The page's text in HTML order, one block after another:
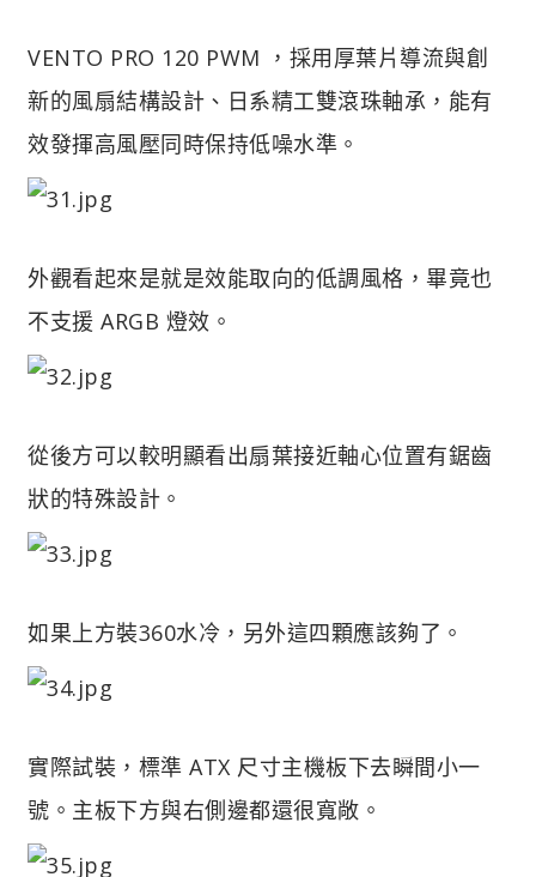
VENTO PRO 120 PWM ，採用厚葉片導流與創
新的風扇結構設計、日系精工雙滾珠軸承，能有
效發揮高風壓同時保持低噪水準。
外觀看起來是就是效能取向的低調風格，畢竟也
不支援 ARGB 燈效。
從後方可以較明顯看出扇葉接近軸心位置有鋸齒
狀的特殊設計。
如果上方裝360水冷，另外這四顆應該夠了。
實際試裝，標準 ATX 尺寸主機板下去瞬間小一
號。主板下方與右側邊都還很寬敞。